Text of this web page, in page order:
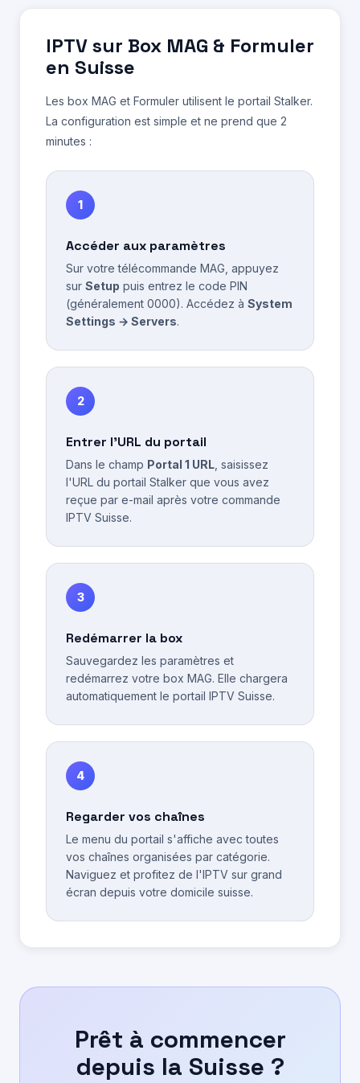
IPTV sur Box MAG & Formuler
en Suisse
Les box MAG et Formuler utilisent le portail Stalker.
La configuration est simple et ne prend que 2
minutes :
1
Accéder aux paramètres
Sur votre télécommande MAG, appuyez
sur Setup puis entrez le code PIN
(généralement 0000). Accédez à System
Settings → Servers.
2
Entrer l'URL du portail
Dans le champ Portal 1 URL , saisissez
l'URL du portail Stalker que vous avez
reçue par e-mail après votre commande
IPTV Suisse.
3
Redémarrer la box
Sauvegardez les paramètres et
redémarrez votre box MAG. Elle chargera
automatiquement le portail IPTV Suisse.
4
Regarder vos chaînes
Le menu du portail s'affiche avec toutes
vos chaînes organisées par catégorie.
Naviguez et profitez de l'IPTV sur grand
écran depuis votre domicile suisse.
Prêt à commencer
depuis la Suisse ?